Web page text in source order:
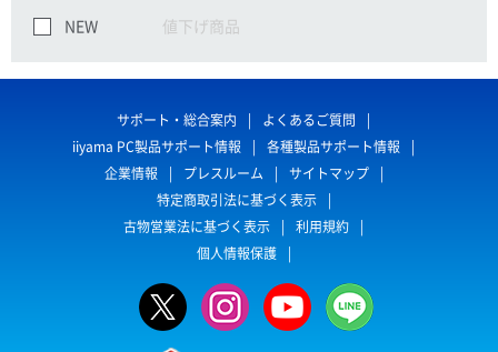
NEW
値下げ商品
サポート・総合案内
よくあるご質問
iiyama PC製品サポート情報
各種製品サポート情報
企業情報
プレスルーム
サイトマップ
特定商取引法に基づく表示
古物営業法に基づく表示
利用規約
個人情報保護